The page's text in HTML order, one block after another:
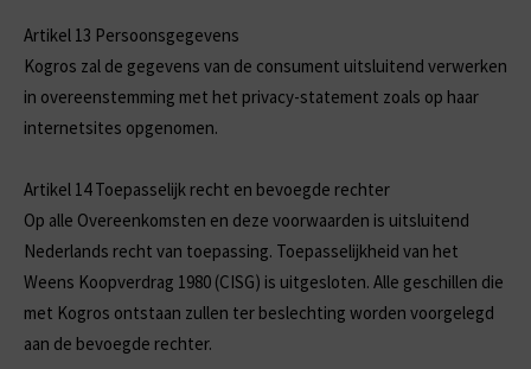
Artikel 13 Persoonsgegevens
Kogros zal de gegevens van de consument uitsluitend verwerken
in overeenstemming met het privacy-statement zoals op haar
internetsites opgenomen.
Artikel 14 Toepasselijk recht en bevoegde rechter
Op alle Overeenkomsten en deze voorwaarden is uitsluitend
Nederlands recht van toepassing. Toepasselijkheid van het
Weens Koopverdrag 1980 (CISG) is uitgesloten. Alle geschillen die
met Kogros ontstaan zullen ter beslechting worden voorgelegd
aan de bevoegde rechter.